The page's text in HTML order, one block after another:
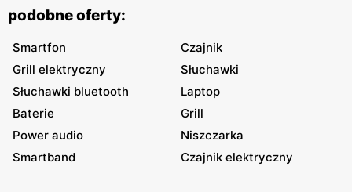
podobne oferty:
Smartfon
Czajnik
Grill elektryczny
Słuchawki
Słuchawki bluetooth
Laptop
Baterie
Grill
Power audio
Niszczarka
Smartband
Czajnik elektryczny